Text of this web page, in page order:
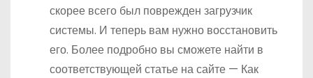
скорее всего был поврежден загрузчик
системы. И теперь вам нужно восстановить
его. Более подробно вы сможете найти в
соответствующей статье на сайте — Как